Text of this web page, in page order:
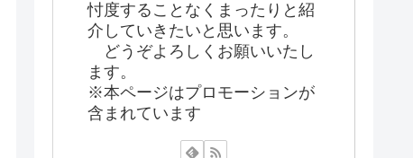
忖度することなくまったりと紹
介していきたいと思います。
どうぞよろしくお願いいたし
ます。
※本ページはプロモーションが
含まれています